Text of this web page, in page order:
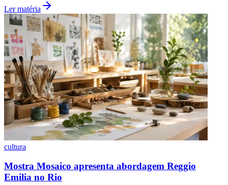
Ler matéria
cultura
Mostra Mosaico apresenta abordagem Reggio
Emilia no Rio